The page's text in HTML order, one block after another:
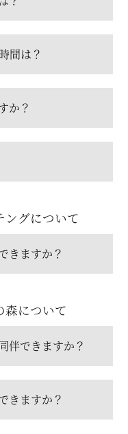
間は？
か？
ングについて
きますか？
森について
伴できますか？
きますか？